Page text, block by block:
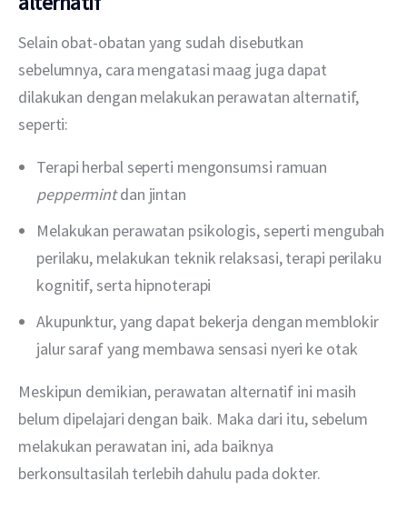
Selain obat-obatan yang sudah disebutkan
sebelumnya, cara mengatasi maag juga dapat
dilakukan dengan melakukan perawatan alternatif,
seperti:
Terapi herbal seperti mengonsumsi ramuan
peppermintdan jintan
Melakukan perawatan psikologis, seperti mengubah
perilaku, melakukan teknik relaksasi, terapi perilaku
kognitif, serta hipnoterapi
Akupunktur, yang dapat bekerja dengan memblokir
jalur saraf yang membawa sensasi nyeri ke otak
Meskipun demikian, perawatan alternatif ini masih
belum dipelajari dengan baik. Maka dari itu, sebelum
melakukan perawatan ini, ada baiknya
berkonsultasilah terlebih dahulu pada dokter.